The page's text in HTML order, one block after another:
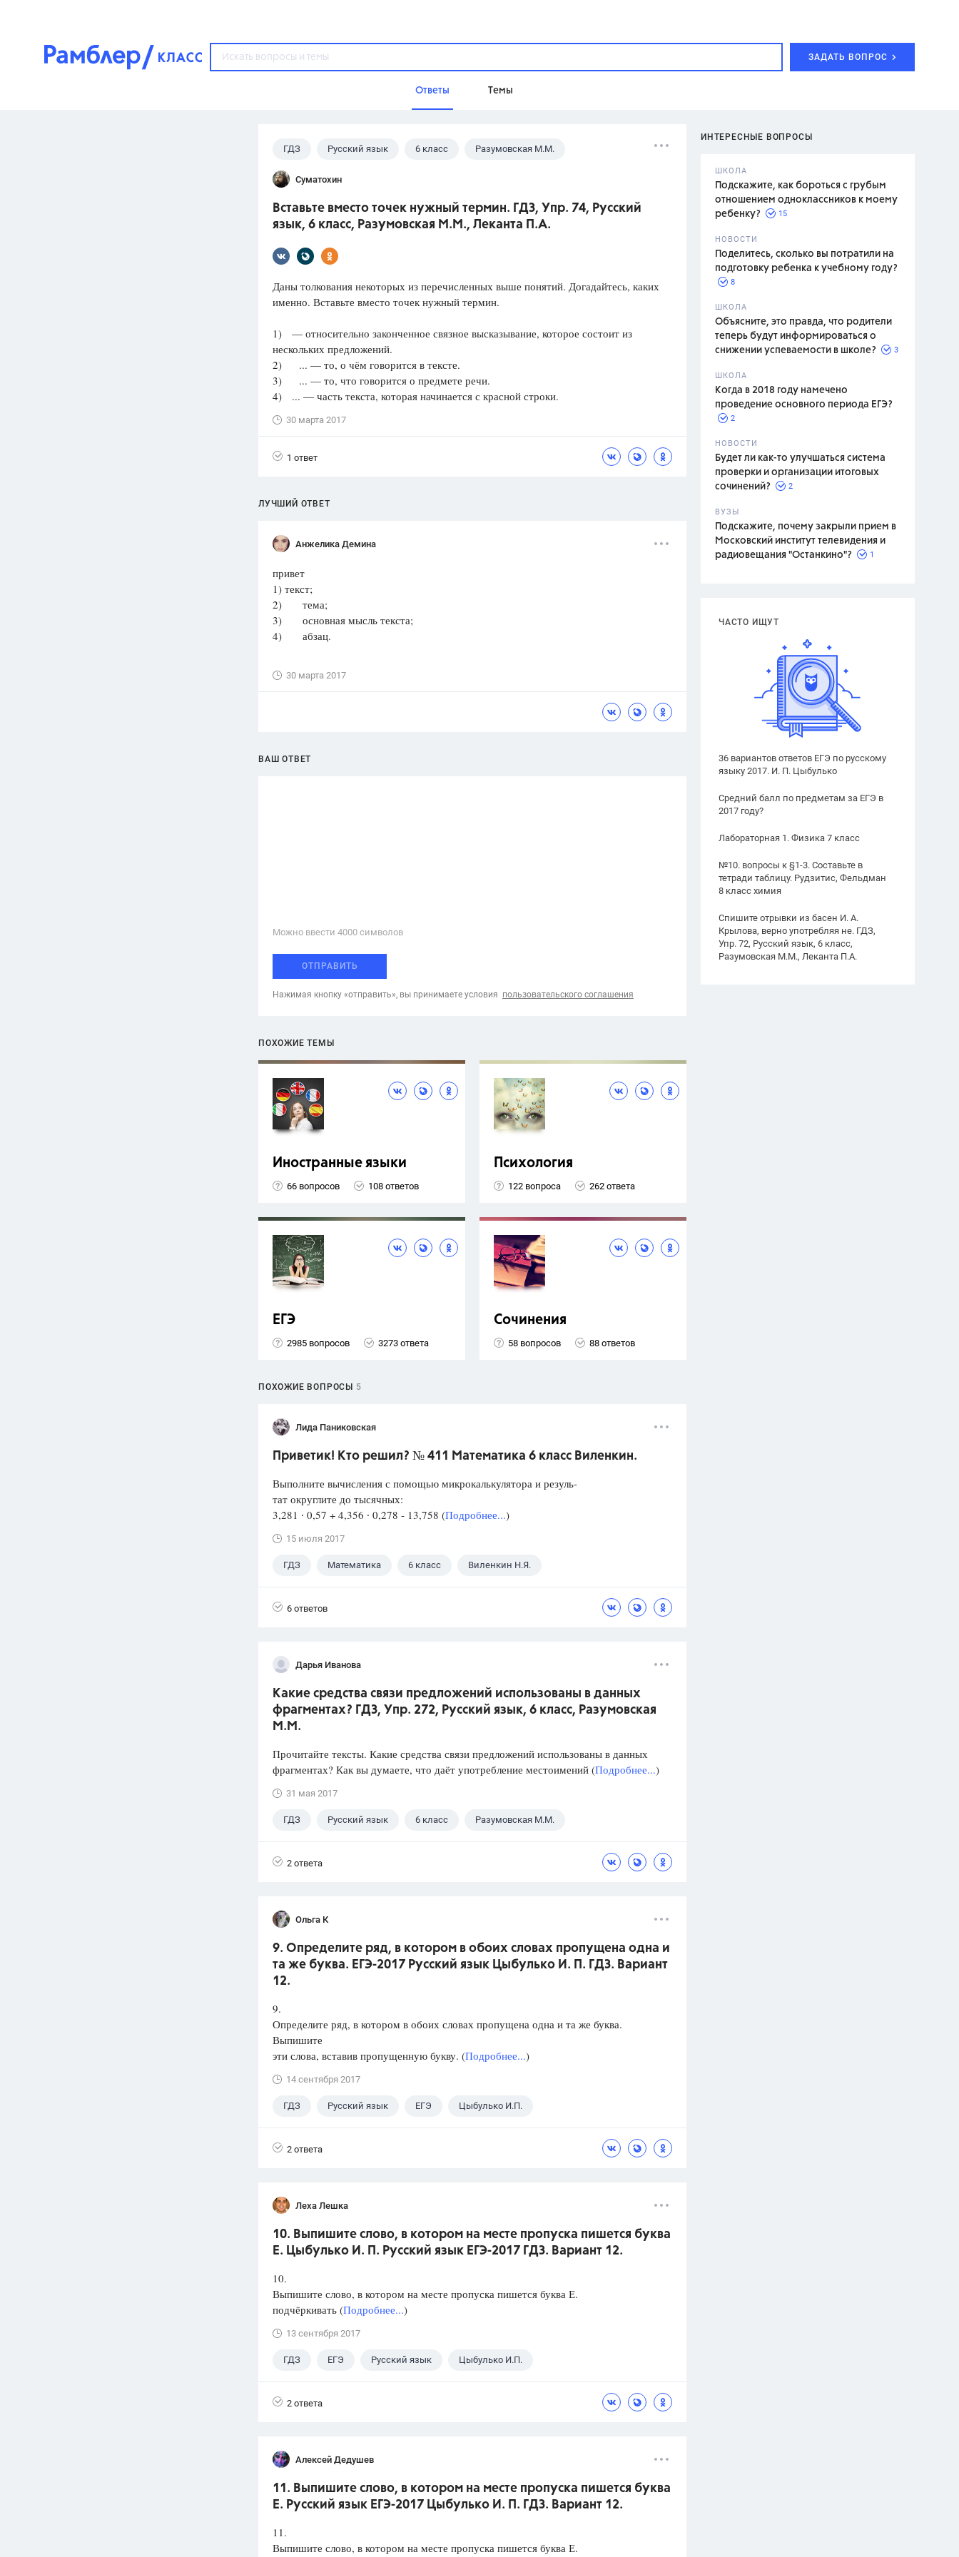
ЗАДАТЬ ВОПРОС
Ответы Темы
Популярные темы
ГДЗ
ОГЭ
ФИПИ
Вузы
Олимпиады
ответа
Spotlight
ГИА
Домашнее задание
Разумовская М.М.,
Цветков Л. А.
Отношения,
ИНТЕРЕСНЫЕ ВОПРОСЫ
ШКОЛА
Подскажите, как бороться с грубым
отношением одноклассников к моему
ребенку?
15
НОВОСТИ
Поделитесь, сколько вы потратили на
подготовку ребенка к учебному году?
8
ШКОЛА
Объясните, это правда, что родители
теперь будут информироваться о
снижении успеваемости в школе?
3
ШКОЛА
Когда в 2018 году намечено
проведение основного периода ЕГЭ?
2
НОВОСТИ
Будет ли как-то улучшаться система
проверки и организации итоговых
сочинений?
2
ВУЗЫ
Подскажите, почему закрыли прием в
Московский институт телевидения и
радиовещания "Останкино"?
1
ЧАСТО ИЩУТ
36 вариантов ответов ЕГЭ по русскому
языку 2017. И. П. Цыбулько
Средний балл по предметам за ЕГЭ в
2017 году?
Лабораторная 1. Физика 7 класс
№10. вопросы к §1-3. Составьте в
тетради таблицу. Рудзитис, Фельдман
8 класс химия
Спишите отрывки из басен И. А.
Крылова, верно употребляя не. ГДЗ,
Упр. 72, Русский язык, 6 класс,
Разумовская М.М., Леканта П.А.
ГДЗ Русский язык 6 класс Разумовская М.М.
Суматохин
Вставьте вместо точек нужный термин. ГДЗ, Упр. 74, Русский
язык, 6 класс, Разумовская М.М., Леканта П.А.
Даны толкования некоторых из перечисленных выше понятий. Догадайтесь, каких
именно. Вставьте вместо точек нужный термин.
1) — относительно законченное связное высказывание, которое состоит из
нескольких предложений.
2) ... — то, о чём говорится в тексте.
3) ... — то, что говорится о предмете речи.
4) ... — часть текста, которая начинается с красной строки.
30 марта 2017
1 ответ
ЛУЧШИЙ ОТВЕТ
Анжелика Демина
привет
1) текст;
2) тема;
3) основная мысль текста;
4) абзац.
30 марта 2017
ВАШ ОТВЕТ
Можно ввести 4000 cимволов
ОТПРАВИТЬ
Нажимая кнопку «отправить», вы принимаете условия пользовательского соглашения
ПОХОЖИЕ ТЕМЫ
Иностранные языки
66 вопросов 108 ответов
Психология
122 вопроса 262 ответа
ЕГЭ
2985 вопросов 3273 ответа
Сочинения
58 вопросов 88 ответов
ПОХОЖИЕ ВОПРОСЫ 5
Лида Паниковская
Приветик! Кто решил? № 411 Математика 6 класс Виленкин.
Выполните вычисления с помощью микрокалькулятора и резуль-
тат округлите до тысячных:
3,281 ∙ 0,57 + 4,356 ∙ 0,278 - 13,758 (Подробнее...)
15 июля 2017
ГДЗ Математика 6 класс Виленкин Н.Я.
6 ответов
Дарья Иванова
Какие средства связи предложений использованы в данных
фрагментах? ГДЗ, Упр. 272, Русский язык, 6 класс, Разумовская
М.М.
Прочитайте тексты. Какие средства связи предложений использованы в данных
фрагментах? Как вы думаете, что даёт употребление местоимений (Подробнее...)
31 мая 2017
ГДЗ Русский язык 6 класс Разумовская М.М.
2 ответа
Ольга К
9. Определите ряд, в котором в обоих словах пропущена одна и
та же буква. ЕГЭ-2017 Русский язык Цыбулько И. П. ГДЗ. Вариант
12.
9.
Определите ряд, в котором в обоих словах пропущена одна и та же буква.
Выпишите
эти слова, вставив пропущенную букву. (Подробнее...)
14 сентября 2017
ГДЗ Русский язык ЕГЭ Цыбулько И.П.
2 ответа
Леха Лешка
10. Выпишите слово, в котором на месте пропуска пишется буква
Е. Цыбулько И. П. Русский язык ЕГЭ-2017 ГДЗ. Вариант 12.
10.
Выпишите слово, в котором на месте пропуска пишется буква Е.
подчёркивать (Подробнее...)
13 сентября 2017
ГДЗ ЕГЭ Русский язык Цыбулько И.П.
2 ответа
Алексей Дедушев
11. Выпишите слово, в котором на месте пропуска пишется буква
Е. Русский язык ЕГЭ-2017 Цыбулько И. П. ГДЗ. Вариант 12.
11.
Выпишите слово, в котором на месте пропуска пишется буква Е.